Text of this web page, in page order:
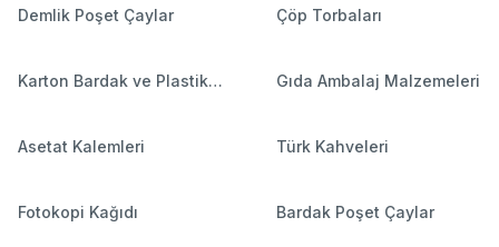
Demlik Poşet Çaylar Çöp Torbaları
Karton Bardak ve Plastik
Gıda Ambalaj Malzemeleri
Asetat Kalemleri Türk Kahveleri
Fotokopi Kağıdı Bardak Poşet Çaylar